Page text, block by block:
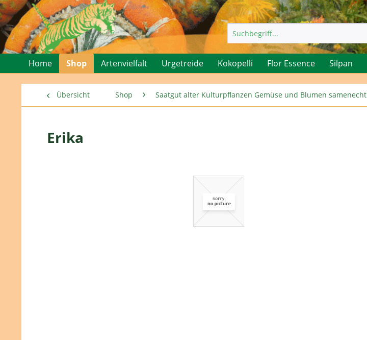
Home Shop Artenvielfalt Urgetreide Kokopelli Flor Essence Silpan
Übersicht Shop Saatgut alter Kulturpflanzen Gemüse und Blumen samenecht
Erika